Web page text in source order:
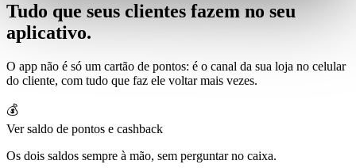
Tudo que seus clientes fazem no seu
aplicativo.
O app não é só um cartão de pontos: é o canal da sua loja no celular
do cliente, com tudo que faz ele voltar mais vezes.
💰
Ver saldo de pontos e cashback
Os dois saldos sempre à mão, sem perguntar no caixa.